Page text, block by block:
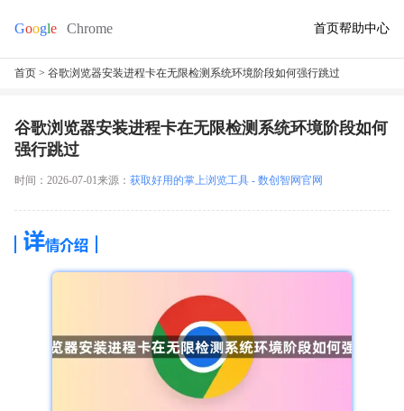
首页帮助中心
首页 > 谷歌浏览器安装进程卡在无限检测系统环境阶段如何强行跳过
谷歌浏览器安装进程卡在无限检测系统环境阶段如何
强行跳过
时间：2026-07-01来源： 获取好用的掌上浏览工具 - 数创智网官网